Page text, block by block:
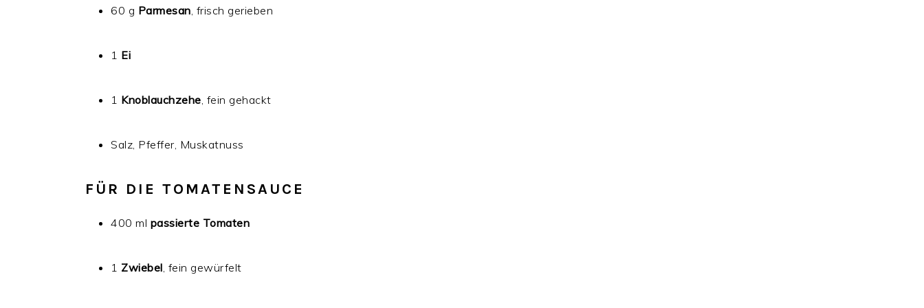
60 g Parmesan, frisch gerieben
1 Ei
1 Knoblauchzehe, fein gehackt
Salz, Pfeffer, Muskatnuss
FÜR DIE TOMATENSAUCE
400 ml passierte Tomaten
1 Zwiebel, fein gewürfelt